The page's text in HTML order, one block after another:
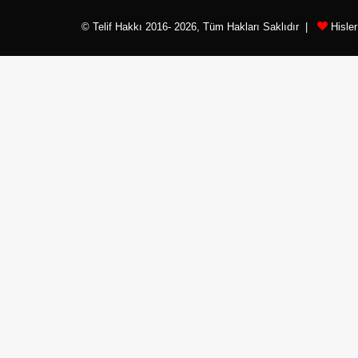
© Telif Hakkı 2016- 2026, Tüm Hakları Saklıdır |